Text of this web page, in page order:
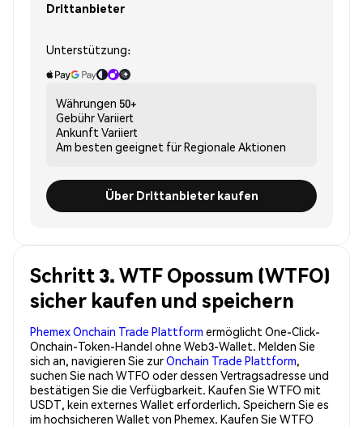
Drittanbieter
Unterstützung:
Währungen 50+
GebührVariiert
Ankunft Variiert
Am besten geeignet fürRegionale Aktionen
Über Drittanbieter kaufen
Schritt 3. WTF Opossum (WTFO)
sicher kaufen und speichern
Phemex Onchain Trade Plattform ermöglicht One-Click-
Onchain-Token-Handel ohne Web3-Wallet. Melden Sie
sich an, navigieren Sie zurOnchain Trade Plattform,
suchen Sie nach WTFO oder dessen Vertragsadresse und
bestätigen Sie die Verfügbarkeit. Kaufen Sie WTFO mit
USDT, kein externes Wallet erforderlich. Speichern Sie es
im hochsicheren Wallet von Phemex. Kaufen Sie WTFO